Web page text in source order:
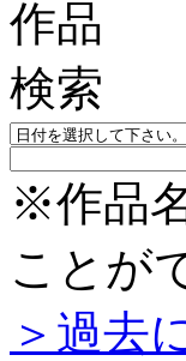
※作品
ことが
＞過去